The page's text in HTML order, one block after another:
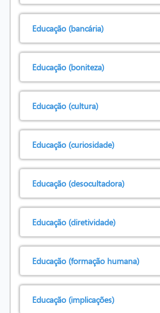
Educação (bancária)
Educação (boniteza)
Educação (cultura)
Educação (curiosidade)
Educação (desocultadora)
Educação (diretividade)
Educação (formação humana)
Educação (implicações)